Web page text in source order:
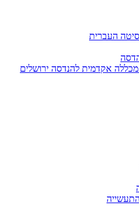
העברית
מכללה אקדמית להנדסה ירושלים